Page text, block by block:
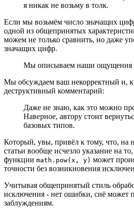
я никак не возьму в толк.
Если мы возьмём число значащих
одной из общепринятых
можем не только сравнить, но даже
значащих цифр.
Мы описываем наши ощущения
Мы обсуждаем ваш некорректный и,
деструктивный комментарий:
Даже не знаю, как это можно
Наверное, автору стоит
базовых типов.
Который, увы, привёл к тому, что, на
статьи вообще исчезло указание на
функции math.pow(x, y) может
точности без возникновения
Учитывая общепринятый стиль
исключения - нет ошибки, сиё может
заблуждениям.